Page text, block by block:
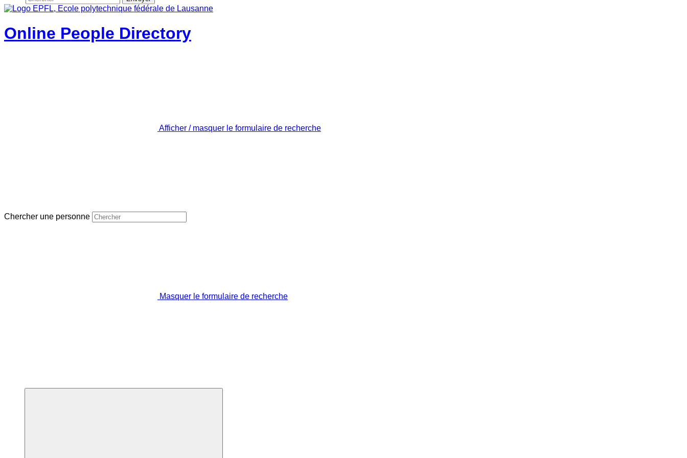
Online People Directory
Afficher / masquer le formulaire de recherche
Chercher une personne
Masquer le formulaire de recherche